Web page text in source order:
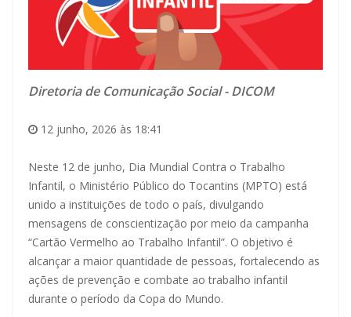
Diretoria de Comunicação Social - DICOM
12 junho, 2026 às 18:41
Neste 12 de junho, Dia Mundial Contra o Trabalho
Infantil, o Ministério Público do Tocantins (MPTO) está
unido a instituições de todo o país, divulgando
mensagens de conscientização por meio da campanha
“Cartão Vermelho ao Trabalho Infantil”. O objetivo é
alcançar a maior quantidade de pessoas, fortalecendo as
ações de prevenção e combate ao trabalho infantil
durante o período da Copa do Mundo.